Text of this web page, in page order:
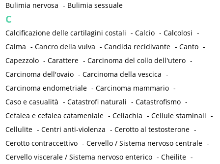
Bulimia nervosa - Bulimia sessuale
C
Calcificazione delle cartilagini costali -Calcio -Calcolosi -
Calma -Cancro della vulva -Candida recidivante -Canto -
Capezzolo -Carattere -Carcinoma del collo dell'utero -
Carcinoma dell'ovaio -Carcinoma della vescica -
Carcinoma endometriale -Carcinoma mammario -
Caso e casualità -Catastrofi naturali -Catastrofismo -
Cefalea e cefalea catameniale -Celiachia -Cellule staminali -
Cellulite -Centri anti-violenza -Cerotto al testosterone -
Cerotto contraccettivo -Cervello / Sistema nervoso centrale -
Cervello viscerale / Sistema nervoso enterico -Cheilite -